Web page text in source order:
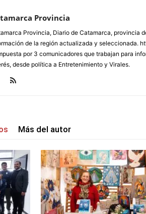
Provincia
Provincia, Diario de Catamarca, provincia
de la región actualizada y seleccionada.
por 3 comunicadores que trabajan para
desde política a Entretenimiento y Virales.
Más del autor